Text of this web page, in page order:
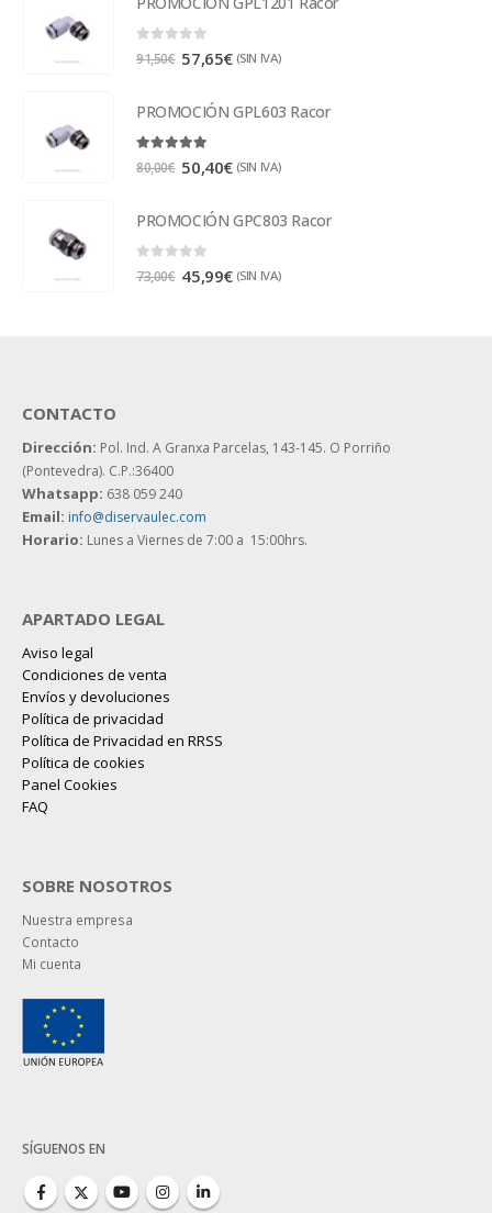
0 out of 5
91,50€ 57,65€ (SIN IVA)
PROMOCIÓN GPL603 Racor
80,00€ 50,40€ (SIN IVA)
PROMOCIÓN GPC803 Racor
73,00€ 45,99€ (SIN IVA)
CONTACTO
Dirección: Pol. Ind. A Granxa Parcelas, 143-145. O Porriño
(Pontevedra). C.P.:36400
Whatsapp: 638 059 240
Email: info@diservaulec.com
Horario: Lunes a Viernes de 7:00 a 15:00hrs.
APARTADO LEGAL
Aviso legal
Condiciones de venta
Envíos y devoluciones
Política de privacidad
Política de Privacidad en RRSS
Política de cookies
Panel Cookies
FAQ
SOBRE NOSOTROS
Nuestra empresa
Contacto
Mi cuenta
SÍGUENOS EN